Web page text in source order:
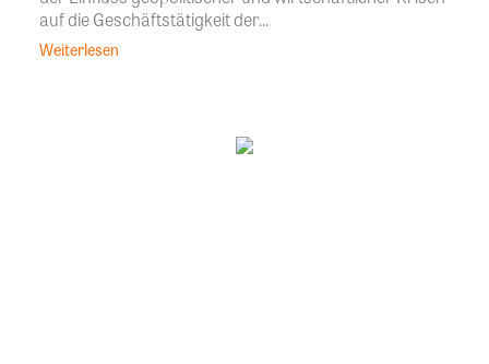
auf die Geschäftstätigkeit der...
Weiterlesen